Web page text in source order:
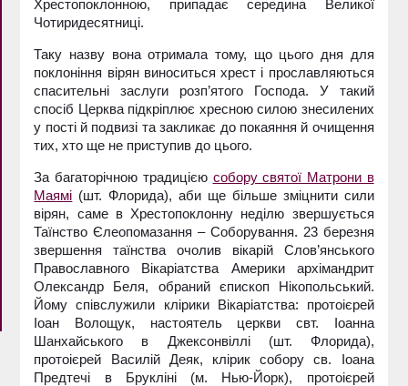
Хрестопоклонною, припадає середина Великої
Чотиридесятниці.
Таку назву вона отримала тому, що цього дня для
поклоніння вірян виноситься хрест і прославляються
спасительні заслуги розп’ятого Господа. У такий
спосіб Церква підкріплює хресною силою знесилених
у пості й подвизі та закликає до покаяння й очищення
тих, хто ще не приступив до цього.
За багаторічною традицією собору святої Матрони в
Маямі (шт. Флорида), аби ще більше зміцнити сили
вірян, саме в Хрестопоклонну неділю звершується
Таїнство Єлеопомазання – Соборування. 23 березня
звершення таїнства очолив вікарій Слов’янського
Православного Вікаріатства Америки архімандрит
Олександр Беля, обраний єпископ Нікопольський.
Йому співслужили клірики Вікаріатства: протоієрей
Іоан Волощук, настоятель церкви свт. Іоанна
Шанхайського в Джексонвіллі (шт. Флорида),
протоієрей Василій Деяк, клірик собору св. Іоана
Предтечі в Брукліні (м. Нью-Йорк), протоієрей